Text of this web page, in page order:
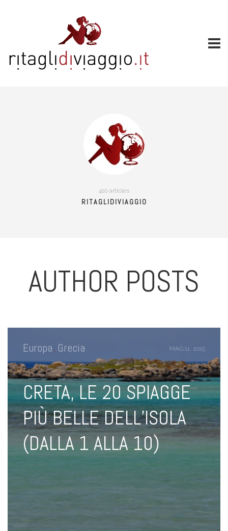
410 articles
RITAGLIDIVIAGGIO
AUTHOR POSTS
Europa, Grecia MAG 11, 2015
CRETA, LE 20 SPIAGGE
PIÙ BELLE DELL’ISOLA
(DALLA 1 ALLA 10)